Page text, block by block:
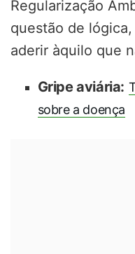
Regularização
questão de
aderir àquilo que
Gripe aviária:
sobre a doença